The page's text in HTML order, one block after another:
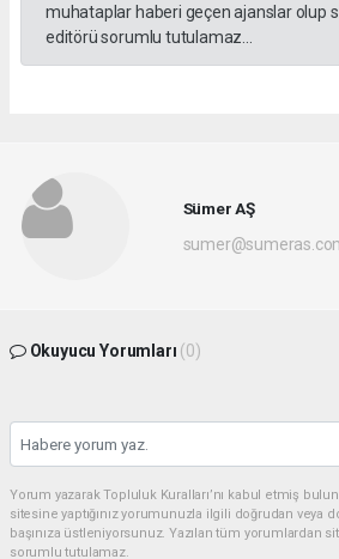
muhataplar haberi geçen ajanslar olup
editörü sorumlu tutulamaz...
Sümer AŞ
Okuyucu Yorumları (0)
Yorum yazarak Topluluk Kuralları’nı kabul etmiş
sitesine yaptığınız yorumunuzla ilgili doğrudan veya
başınıza üstleniyorsunuz. Yazılan tüm yorumlardan
sorumlu tutulamaz.